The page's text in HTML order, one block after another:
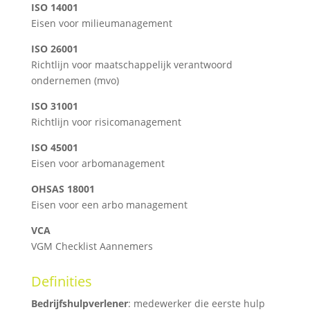
ISO 14001
Eisen voor milieumanagement
ISO 26001
Richtlijn voor maatschappelijk verantwoord
ondernemen (mvo)
ISO 31001
Richtlijn voor risicomanagement
ISO 45001
Eisen voor arbomanagement
OHSAS 18001
Eisen voor een arbo management
VCA
VGM Checklist Aannemers
Definities
Bedrijfshulpverlener: medewerker die eerste hulp